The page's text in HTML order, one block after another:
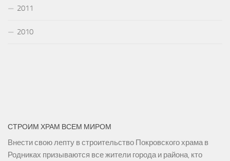
2011
2010
СТРОИМ ХРАМ ВСЕМ МИРОМ
Внести свою лепту в строительство Покровского храма в
Родниках призываются все жители города и района, кто